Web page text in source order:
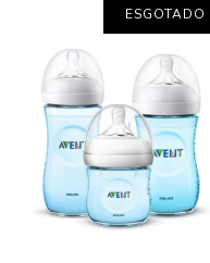
ESGOTADO